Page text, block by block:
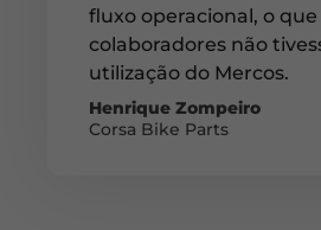
fluxo operacional, o
colaboradores não
utilização do Mercos.
Henrique Zompeiro
Corsa Bike Parts